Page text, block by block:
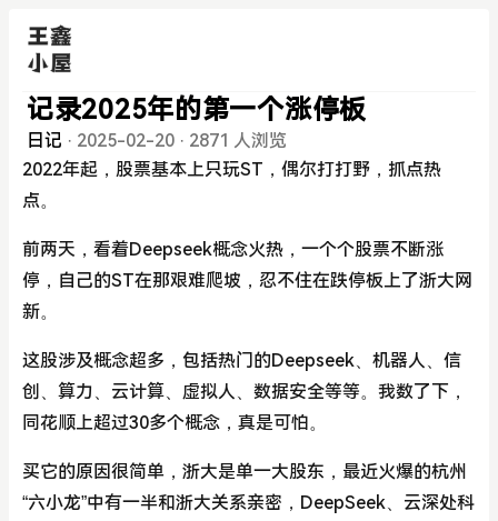
记录2025年的第一个涨停板
日记 · 2025-02-20 · 2871 人浏览
2022年起，股票基本上只玩ST，偶尔打打野，抓点热
点。
前两天，看着Deepseek概念火热，一个个股票不断涨
停，自己的ST在那艰难爬坡，忍不住在跌停板上了浙大网
新。
这股涉及概念超多，包括热门的Deepseek、机器人、信
创、算力、云计算、虚拟人、数据安全等等。我数了下，
同花顺上超过30多个概念，真是可怕。
买它的原因很简单，浙大是单一大股东，最近火爆的杭州
“六小龙”中有一半和浙大关系亲密，DeepSeek、云深处科